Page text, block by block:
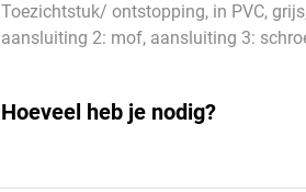
Toezichtstuk/ ontstopping, in PVC,
aansluiting 2: mof, aansluiting 3:
Hoeveel heb je nodig?